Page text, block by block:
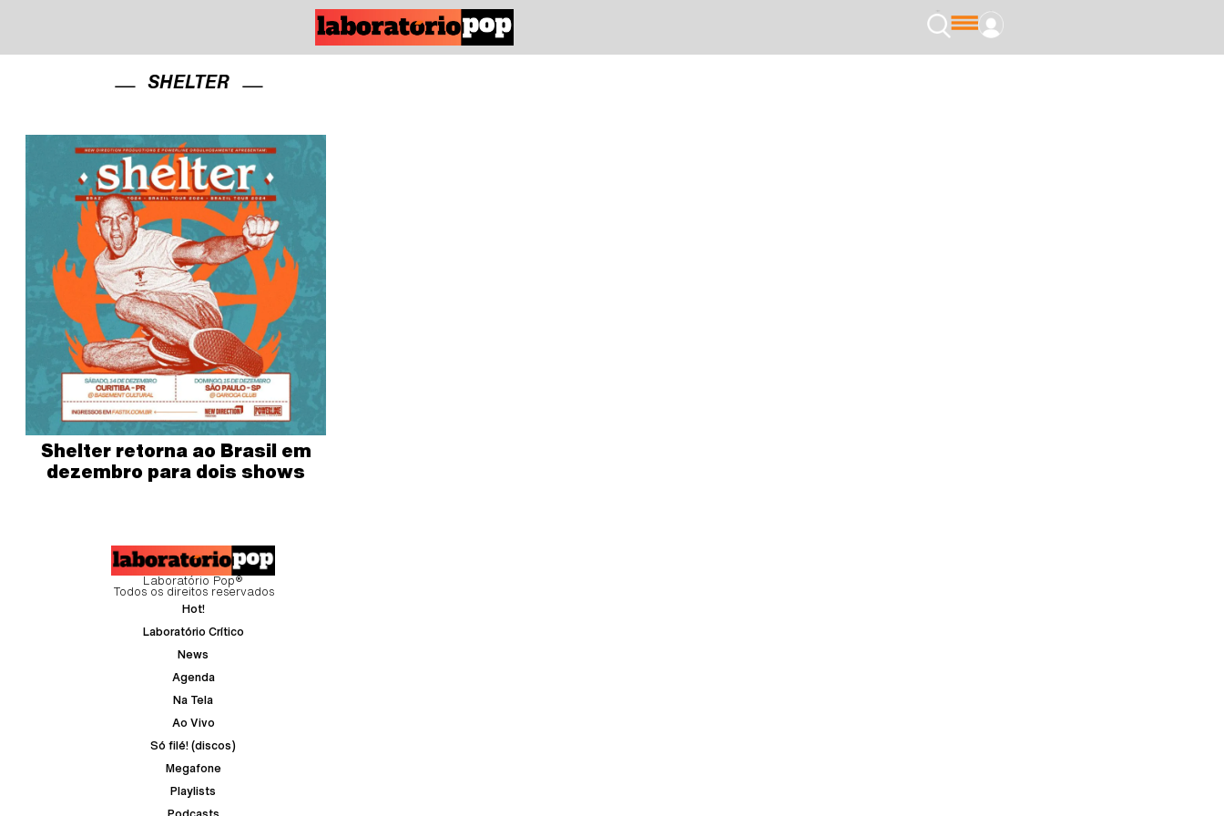
SHELTER
Shelter retorna ao Brasil em
dezembro para dois shows
Laboratório Pop®
Todos os direitos reservados
Hot!
Laboratório Crítico
News
Agenda
Na Tela
Ao Vivo
Só filé! (discos)
Megafone
Playlists